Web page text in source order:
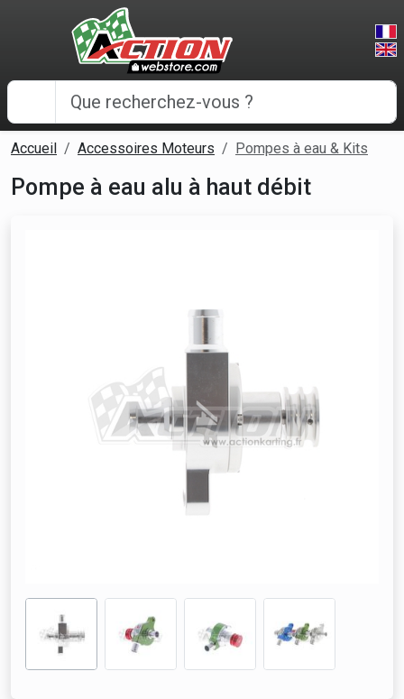
Panneau de gestion des cookies
Accueil Accessoires Moteurs Pompes à eau & Kits
Pompe à eau alu à haut débit